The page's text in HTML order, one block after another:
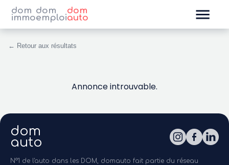
dom
immo
dom
emploi
dom
auto
← Retour aux résultats
Annonce introuvable.
dom
auto
N°1 de l'auto dans les DOM, domauto fait partie du réseau